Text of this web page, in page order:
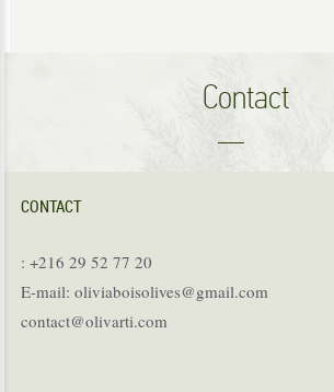
Contact
CONTACT
: +216 29 52 77 20
E-mail: oliviaboisolives@gmail.com
contact@olivarti.com